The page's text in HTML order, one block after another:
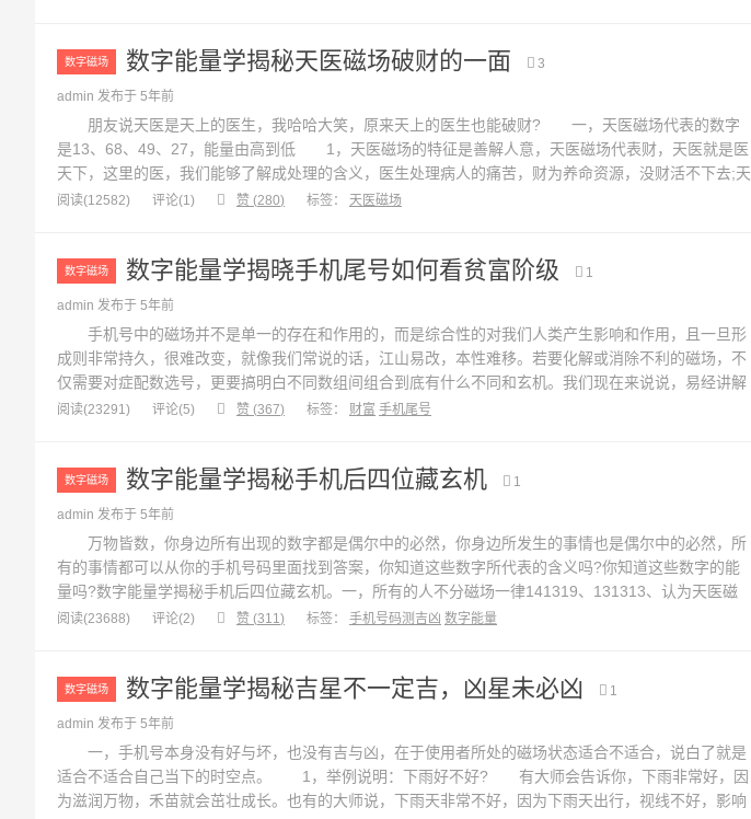
数字磁场 数字能量学揭秘天医磁场破财的一面 3
admin 发布于 5年前
朋友说天医是天上的医生，我哈哈大笑，原来天上的医生也能破财? 一，天医磁场代表的数字
是13、68、49、27，能量由高到低 1，天医磁场的特征是善解人意，天医磁场代表财，天医就是医
天下，这里的医，我们能够了解成处理的含义，医生处理病人的痛苦，财为养命资源，没财活不下去;天
医磁场代表财的缘由。 2，而天医磁场能够了解成财源，什么叫做财源呢，就是能遇到赚钱的行业
阅读(12582) 评论(1) 赞 (280) 标签： 天医磁场
数字磁场 数字能量学揭晓手机尾号如何看贫富阶级 1
admin 发布于 5年前
手机号中的磁场并不是单一的存在和作用的，而是综合性的对我们人类产生影响和作用，且一旦形
成则非常持久，很难改变，就像我们常说的话，江山易改，本性难移。若要化解或消除不利的磁场，不
仅需要对症配数选号，更要搞明白不同数组间组合到底有什么不同和玄机。我们现在来说说，易经讲解
11位手机号尾号看穷富，数组搭配深度揭秘。一，四个误区 1，没有钱就要多配财富磁场，越强越
阅读(23291) 评论(5) 赞 (367) 标签： 财富 手机尾号
数字磁场 数字能量学揭秘手机后四位藏玄机 1
admin 发布于 5年前
万物皆数，你身边所有出现的数字都是偶尔中的必然，你身边所发生的事情也是偶尔中的必然，所
有的事情都可以从你的手机号码里面找到答案，你知道这些数字所代表的含义吗?你知道这些数字的能
量吗?数字能量学揭秘手机后四位藏玄机。一，所有的人不分磁场一律141319、131313、认为天医磁
场多了财运一定会好? 这种看法极其错误，不是每个人都可以用这些磁场的手机号码结尾。不是所
阅读(23688) 评论(2) 赞 (311) 标签： 手机号码测吉凶 数字能量
数字磁场 数字能量学揭秘吉星不一定吉，凶星未必凶 1
admin 发布于 5年前
一，手机号本身没有好与坏，也没有吉与凶，在于使用者所处的磁场状态适合不适合，说白了就是
适合不适合自己当下的时空点。 1，举例说明：下雨好不好? 有大师会告诉你，下雨非常好，因
为滋润万物，禾苗就会茁壮成长。也有的大师说，下雨天非常不好，因为下雨天出行，视线不好，影响